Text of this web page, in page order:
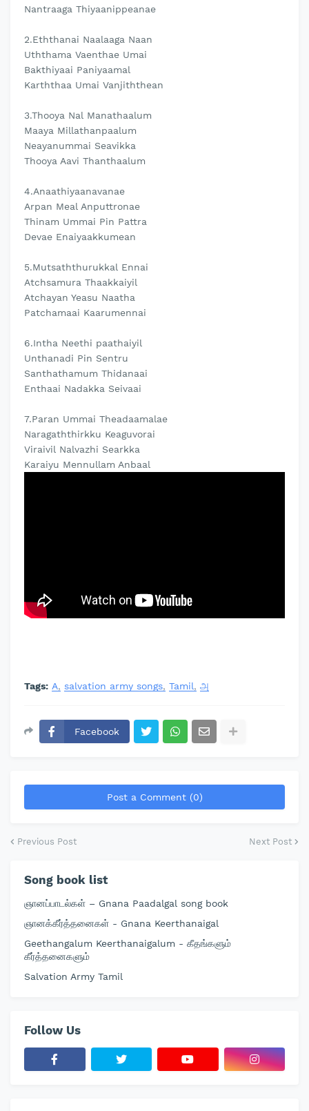
Nantraaga Thiyaanippeanae
2.Eththanai Naalaaga Naan
Uththama Vaenthae Umai
Bakthiyaai Paniyaamal
Karththaa Umai Vanjiththean
3.Thooya Nal Manathaalum
Maaya Millathanpaalum
Neayanummai Seavikka
Thooya Aavi Thanthaalum
4.Anaathiyaanavanae
Arpan Meal Anputtronae
Thinam Ummai Pin Pattra
Devae Enaiyaakkumean
5.Mutsaththurukkal Ennai
Atchsamura Thaakkaiyil
Atchayan Yeasu Naatha
Patchamaai Kaarumennai
6.Intha Neethi paathaiyil
Unthanadi Pin Sentru
Santhathamum Thidanaai
Enthaai Nadakka Seivaai
7.Paran Ummai Theadaamalae
Naragaththirkku Keaguvorai
Viraivil Nalvazhi Searkka
Karaiyu Mennullam Anbaal
Tags: A salvation army songs Tamil அ
Facebook
Post a Comment (0)
Previous Post Next Post
Song book list
ஞானப்பாடல்கள் – Gnana Paadalgal song book
ஞானக்கீர்த்தனைகள் - Gnana Keerthanaigal
Geethangalum Keerthanaigalum - கீதங்களும்
கீர்த்தனைகளும்
Salvation Army Tamil
Follow Us